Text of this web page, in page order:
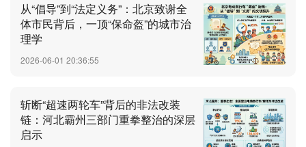
从“倡导”到“法定义务”：北京致谢全
体市民背后，一顶“保命盔”的城市治
理学
2026-06-01 20:36:55
斩断“超速两轮车”背后的非法改装
链：河北霸州三部门重拳整治的深层
启示